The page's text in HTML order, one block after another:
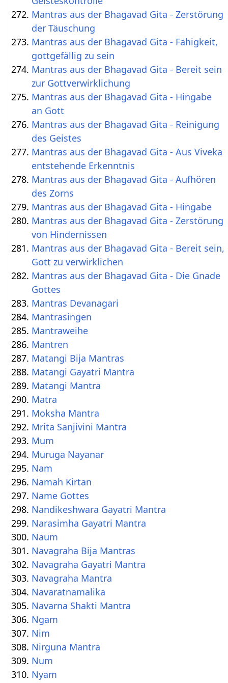
Mantras aus der Bhagavad Gita - Zerstörung
der Täuschung
Mantras aus der Bhagavad Gita - Fähigkeit,
gottgefällig zu sein
Mantras aus der Bhagavad Gita - Bereit sein
zur Gottverwirklichung
Mantras aus der Bhagavad Gita - Hingabe
an Gott
Mantras aus der Bhagavad Gita - Reinigung
des Geistes
Mantras aus der Bhagavad Gita - Aus Viveka
entstehende Erkenntnis
Mantras aus der Bhagavad Gita - Aufhören
des Zorns
Mantras aus der Bhagavad Gita - Hingabe
Mantras aus der Bhagavad Gita - Zerstörung
von Hindernissen
Mantras aus der Bhagavad Gita - Bereit sein,
Gott zu verwirklichen
Mantras aus der Bhagavad Gita - Die Gnade
Gottes
Mantras Devanagari
Mantrasingen
Mantraweihe
Mantren
Matangi Bija Mantras
Matangi Gayatri Mantra
Matangi Mantra
Matra
Moksha Mantra
Mrita Sanjivini Mantra
Mum
Muruga Nayanar
Nam
Namah Kirtan
Name Gottes
Nandikeshwara Gayatri Mantra
Narasimha Gayatri Mantra
Naum
Navagraha Bija Mantras
Navagraha Gayatri Mantra
Navagraha Mantra
Navaratnamalika
Navarna Shakti Mantra
Ngam
Nim
Nirguna Mantra
Num
Nyam